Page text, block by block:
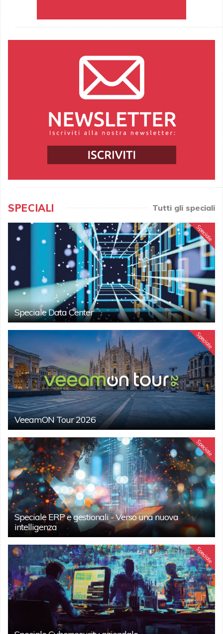
SPECIALI Tutti gli speciali
Speciale
Speciale Data Center
Speciale
VeeamON Tour 2026
Speciale
Speciale ERP e gestionali - Verso una nuova
intelligenza
Speciale